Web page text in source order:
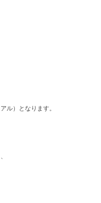
ル）となります。